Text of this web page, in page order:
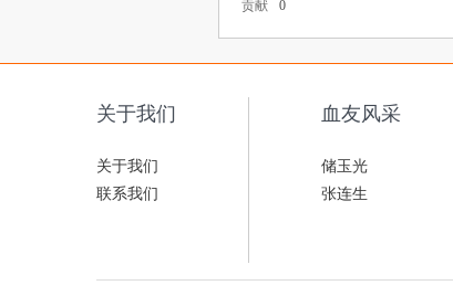
贡献
0
关于我们
关于我们
联系我们
血友风采
储玉光
张连生